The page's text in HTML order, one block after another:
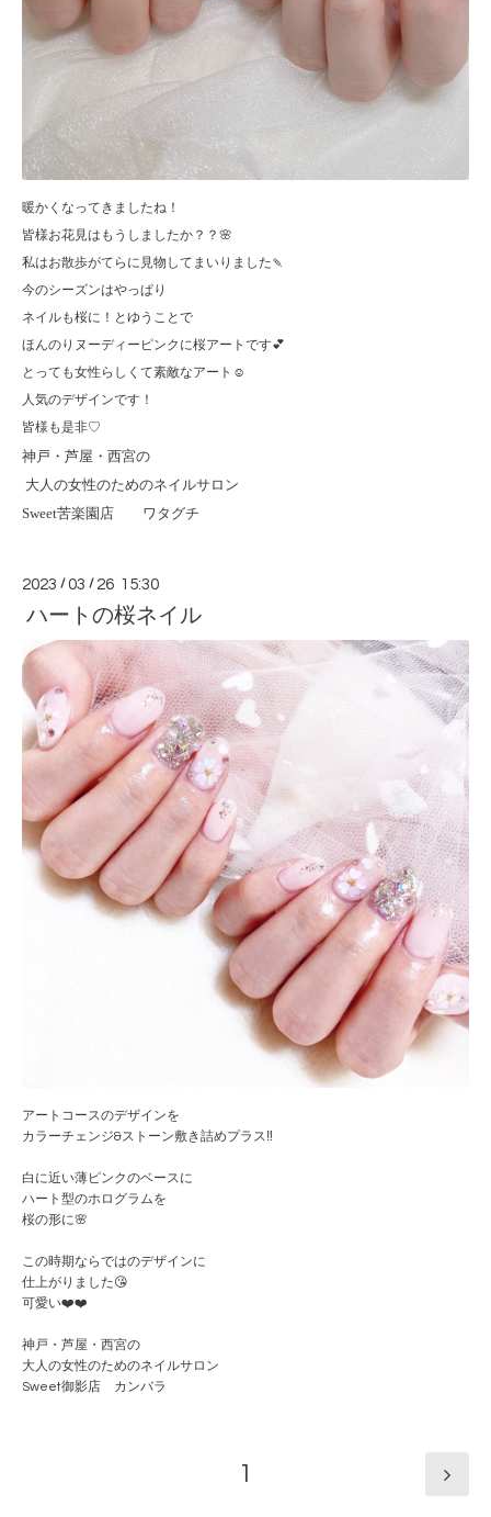
暖かくなってきましたね！
皆様お花見はもうしましたか？？🌸
私はお散歩がてらに見物してまいりました🍡
今のシーズンはやっぱり
ネイルも桜に！とゆうことで
ほんのりヌーディーピンクに桜アートです💕
とっても女性らしくて素敵なアート☺️
人気のデザインです！
皆様も是非♡
神戸・芦屋・西宮の
大人の女性のためのネイルサロン
Sweet苦楽園店 ワタグチ
2023 /03 / 26 15:30
ハートの桜ネイル
アートコースのデザインを
カラーチェンジ&ストーン敷き詰めプラス‼️
白に近い薄ピンクのベースに
ハート型のホログラムを
桜の形に🌸
この時期ならではのデザインに
仕上がりました😘
可愛い❤️❤️
神戸・芦屋・西宮の
大人の女性のためのネイルサロン
Sweet御影店 カンバラ
1